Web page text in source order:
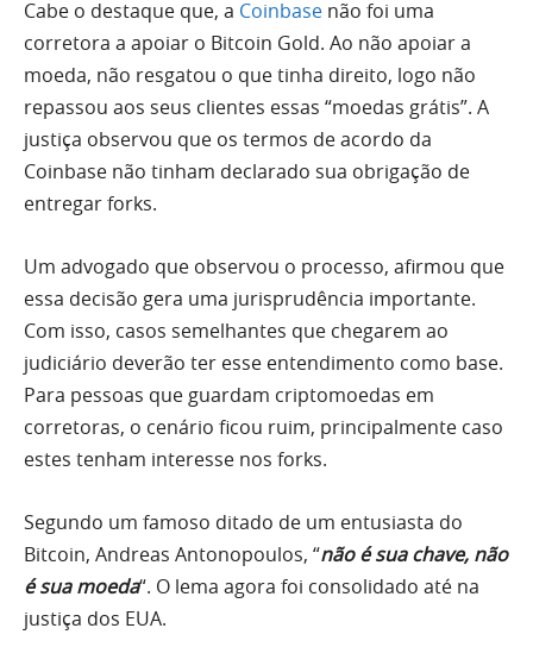
Cabe o destaque que, a Coinbase não foi uma
corretora a apoiar o Bitcoin Gold. Ao não apoiar a
moeda, não resgatou o que tinha direito, logo não
repassou aos seus clientes essas “moedas grátis”. A
justiça observou que os termos de acordo da
Coinbase não tinham declarado sua obrigação de
entregar forks.
Um advogado que observou o processo, afirmou que
essa decisão gera uma jurisprudência importante.
Com isso, casos semelhantes que chegarem ao
judiciário deverão ter esse entendimento como base.
Para pessoas que guardam criptomoedas em
corretoras, o cenário ficou ruim, principalmente caso
estes tenham interesse nos forks.
Segundo um famoso ditado de um entusiasta do
Bitcoin, Andreas Antonopoulos, “não é sua chave, não
é sua moeda“. O lema agora foi consolidado até na
justiça dos EUA.